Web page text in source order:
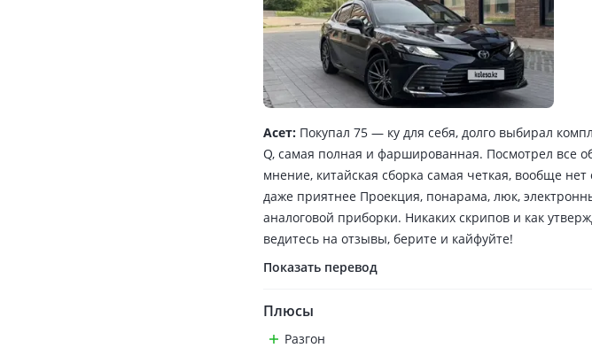
Асет: Покупал 75 — ку для себя, долго выбирал
Q, самая полная и фаршированная. Посмотрел все
мнение, китайская сборка самая четкая, вообще
даже приятнее Проекция, понарама, люк,
аналоговой приборки. Никаких скрипов и как
ведитесь на отзывы, берите и кайфуйте!
Показать перевод
Плюсы
Разгон